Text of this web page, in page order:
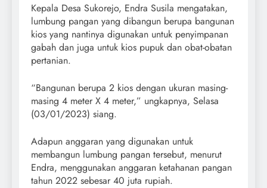
Kepala Desa Sukorejo, Endra Susila mengatakan,
lumbung pangan yang dibangun berupa bangunan
kios yang nantinya digunakan untuk penyimpanan
gabah dan juga untuk kios pupuk dan obat-obatan
pertanian.
“Bangunan berupa 2 kios dengan ukuran masing-
masing 4 meter X 4 meter,” ungkapnya, Selasa
(03/01/2023) siang.
Adapun anggaran yang digunakan untuk
membangun lumbung pangan tersebut, menurut
Endra, menggunakan anggaran ketahanan pangan
tahun 2022 sebesar 40 juta rupiah.